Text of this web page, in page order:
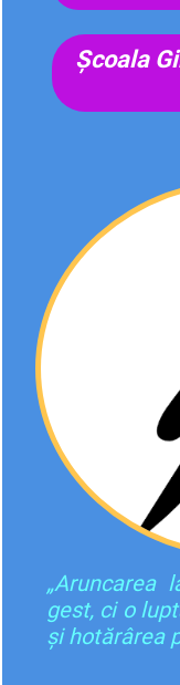
Școala
„Aruncarea
gest, ci o
și hotărârea